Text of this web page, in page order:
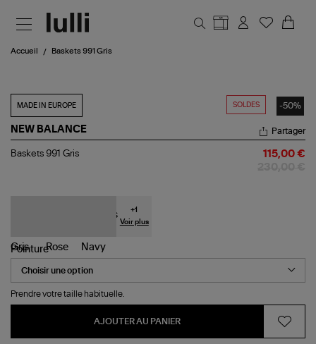
Accueil Baskets 991 Gris
SOLDES -50%
MADE IN EUROPE
NEW BALANCE
Baskets
Partager
Baskets 991 Gris 115,00 €
+1
Voir plus
Pointure
Prendre votre taille habituelle.
AJOUTER AU PANIER